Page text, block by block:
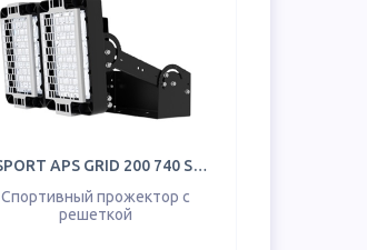
TL-SPORT APS GRID 200 740 SW R31
Спортивный прожектор с
решеткой